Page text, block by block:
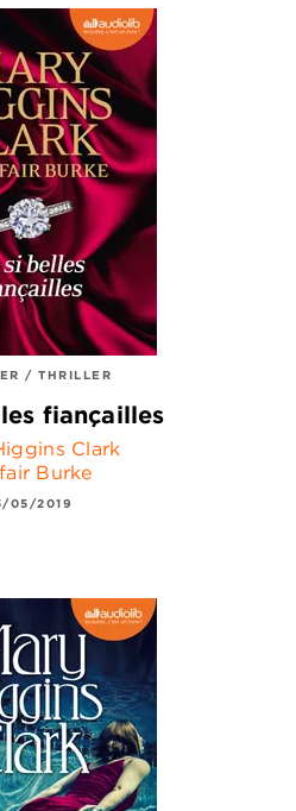
/ THRILLER
fiançailles
Clark
Burke
05/2019